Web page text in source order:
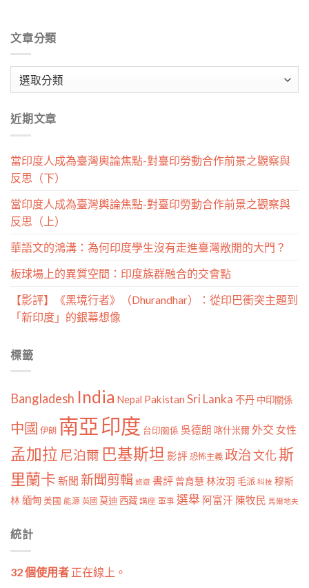
文章分類
類
近期文章
當印度人成為臺灣輿論焦點-對臺印勞動合作前景之觀察與
反思（下）
當印度人成為臺灣輿論焦點-對臺印勞動合作前景之觀察與
反思（上）
華語文的鴻溝：為何印度學生沒有走進臺灣敞開的大門？
板球場上的異質空間：印度族群融合的交會點
【影評】《黑境行者》（Dhurandhar）：從印巴衝突主題到
「新印度」的銀幕想像
標籤
Bangladesh India Nepal Pakistan Sri Lanka 不丹 中印關係
中國 伊朗 南亞印度 台印關係 吳德朗 喀什米爾外交 女性
孟加拉 尼泊爾 巴基斯坦 影評 恐怖主義 政治文化斯
里蘭卡 新聞 新聞剪輯 旅遊 書評 曾育慧 林汝羽 毛派 科技 穆斯
林 緬甸 美國 能源 英國 莫迪 西藏 講座 軍事 選舉 阿富汗 陳牧民 馬爾地夫
統計
32 個使用者 正在線上。